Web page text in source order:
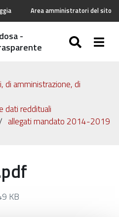
Area amministratori del sito
-
di amministrazione, di
dati reddituali
allegati mandato 2014-2019
KB